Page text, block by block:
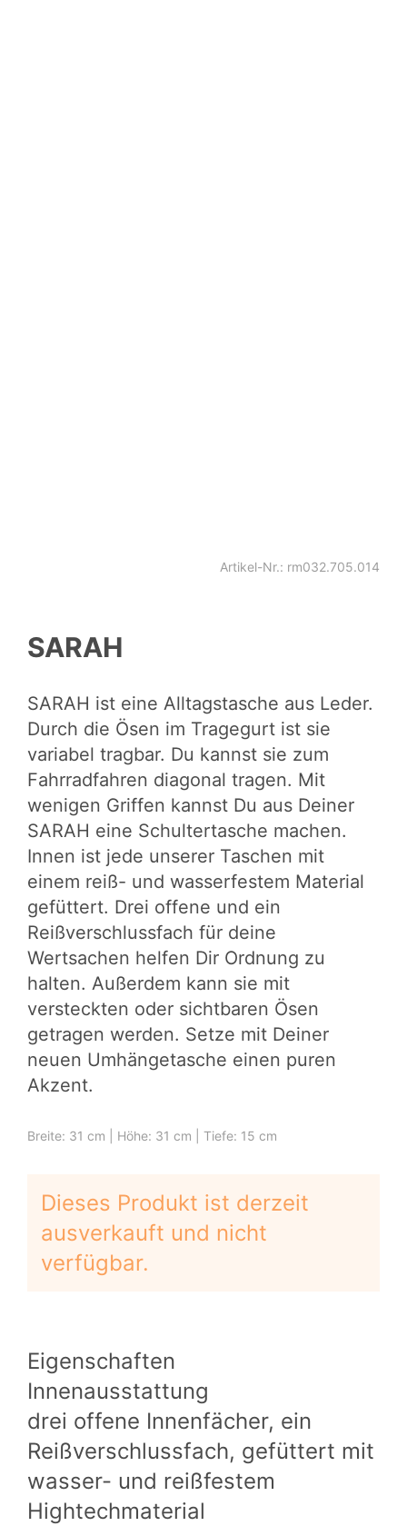
Artikel-Nr.: rm032.705.014
SARAH
SARAH ist eine Alltagstasche aus Leder.
Durch die Ösen im Tragegurt ist sie
variabel tragbar. Du kannst sie zum
Fahrradfahren diagonal tragen. Mit
wenigen Griffen kannst Du aus Deiner
SARAH eine Schultertasche machen.
Innen ist jede unserer Taschen mit
einem reiß- und wasserfestem Material
gefüttert. Drei offene und ein
Reißverschlussfach für deine
Wertsachen helfen Dir Ordnung zu
halten. Außerdem kann sie mit
versteckten oder sichtbaren Ösen
getragen werden. Setze mit Deiner
neuen Umhängetasche einen puren
Akzent.
Breite: 31 cm | Höhe: 31 cm | Tiefe: 15 cm
Dieses Produkt ist derzeit
ausverkauft und nicht
verfügbar.
Eigenschaften
Innenausstattung
drei offene Innenfächer, ein
Reißverschlussfach, gefüttert mit
wasser- und reißfestem
Hightechmaterial